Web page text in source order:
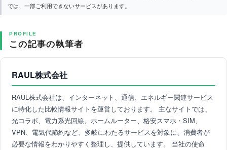
では、一部ご利用できないサービスがあります。
PROFILE
この記事の執筆者
RAUL株式会社
RAUL株式会社は、インターネット、通信、エネルギー関連サービス
に特化した比較情報サイトを運営しております。 主なサイトでは、
光コラボ、電力系光回線、ホームルーター、格安スマホ・SIM、
VPN、電気代節約など、多岐にわたるサービスを対象に、消費者が
必要な情報をわかりやすく整理し、提供しています。 当社の使命